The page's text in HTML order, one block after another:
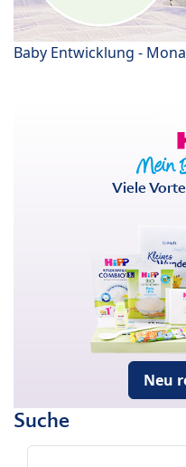
Baby Entwicklung -
Viele
Neu
Suche